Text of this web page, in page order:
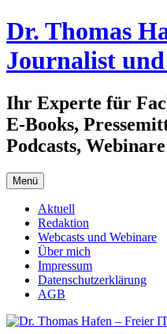
Zum
Inhalt
springen
Dr. Thomas
Journalist
Ihr Experte für
E-Books,
Podcasts,
Menü
Aktuell
Redaktion
Webcasts und Webinare
Über mich
Impressum
Datenschutzerklärung
AGB